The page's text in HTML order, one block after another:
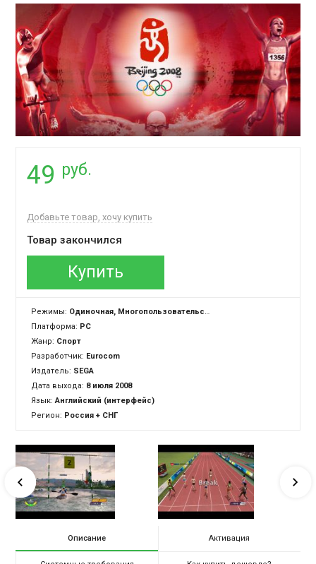
49 руб.
Добавьте товар, хочу купить
Товар закончился
Купить
Режимы: Одиночная, Многопользовательская
Платформа: PC
Жанр: Спорт
Разработчик: Eurocom
Издатель: SEGA
Дата выхода: 8 июля 2008
Язык:Английский (интерфейс)
Регион: Россия + СНГ
Описание Активация